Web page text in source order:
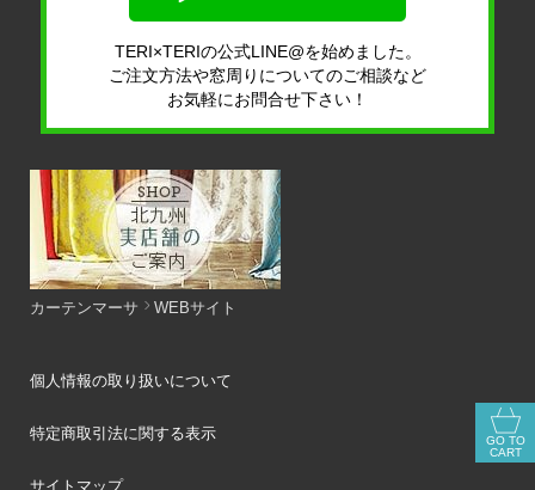
TERI×TERIの公式LINE@を始めました。
ご注文方法や窓周りについてのご相談など
お気軽にお問合せ下さい！
カーテンマーサ WEBサイト
個人情報の取り扱いについて
特定商取引法に関する表示
サイトマップ
GO TO
CART